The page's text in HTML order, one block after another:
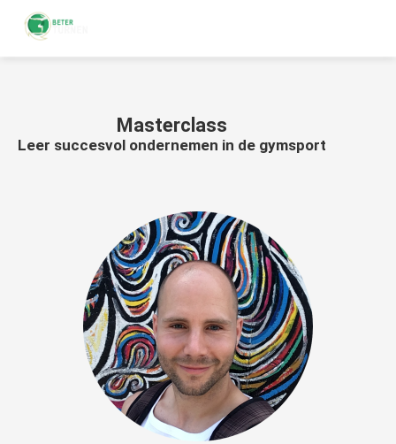
Masterclass
Leer succesvol ondernemen in de gymsport